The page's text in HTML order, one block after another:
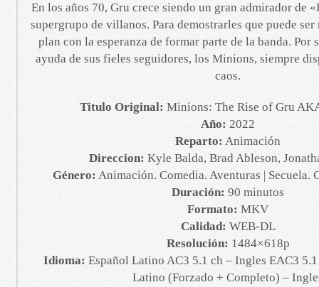
En los años 70, Gru crece siendo un gran admirador de
supergrupo de villanos. Para demostrarles que puede
plan con la esperanza de formar parte de la banda. Por
ayuda de sus fieles seguidores, los Minions, siempre
caos.
Titulo Original: Minions: The Rise of Gru
Año: 2022
Reparto: Animación
Direccion: Kyle Balda, Brad Ableson,
Género: Animación. Comedia. Aventuras | Secuela.
Duración: 90 minutos
Formato: MKV
Calidad: WEB-DL
Resolución: 1484×618p
Idioma: Español Latino AC3 5.1 ch – Ingles EAC3
Latino (Forzado + Completo) –